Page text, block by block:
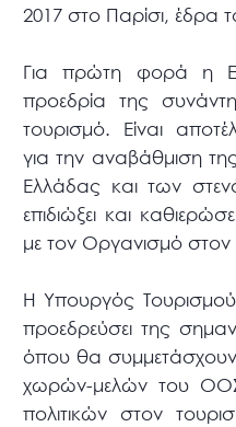
2017 στο Παρίσι, έδρα
Για πρώτη φορά η
προεδρία της
τουρισμό. Είναι
για την αναβάθμιση
Ελλάδας και των
επιδιώξει και
με τον Οργανισμό
Η Υπουργός
προεδρεύσει της
όπου θα
χωρών-μελών του
πολιτικών στον